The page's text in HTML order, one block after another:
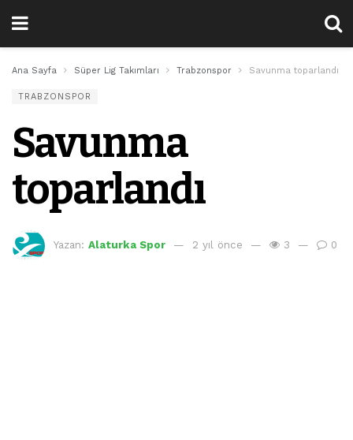
Ana Sayfa Süper Lig Takımları Trabzonspor Savunma toparlandı
TRABZONSPOR
Savunma
toparlandı
Yazan: Alaturka Spor 2 yıl önce 3 0